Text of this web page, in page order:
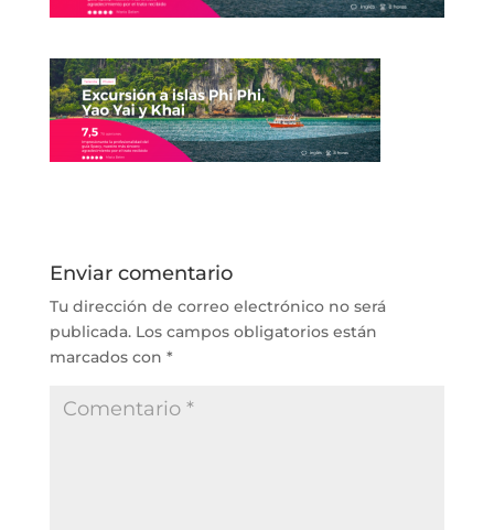
Enviar comentario
Tu dirección de correo electrónico no será
publicada. Los campos obligatorios están
marcados con *